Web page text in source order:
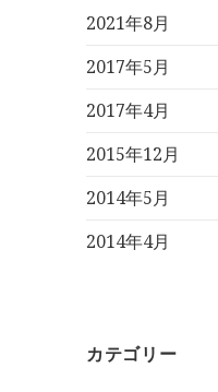
2021年8月
2017年5月
2017年4月
2015年12月
2014年5月
2014年4月
カテゴリー